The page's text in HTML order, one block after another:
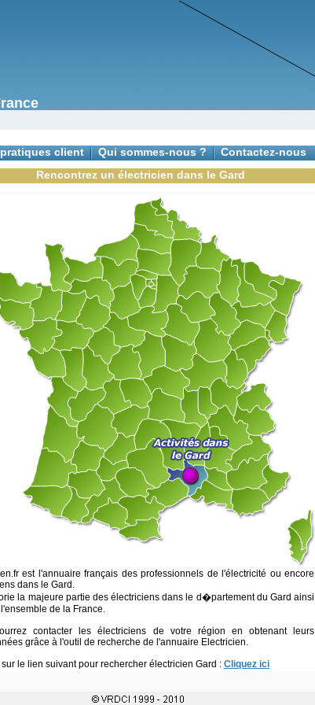
pratiques client Qui sommes-nous ?
Contactez-nous
Rencontrez un électricien dans le Gard
est l'annuaire français des professionnels de l'électricité ou encore
dans le Gard.
la majeure partie des électriciens dans le d�partement du Gard ainsi
de la France.
contacter les électriciens de votre région en obtenant leurs
grâce à l'outil de recherche de l'annuaire Electricien.
le lien suivant pour rechercher électricien Gard : Cliquez ici